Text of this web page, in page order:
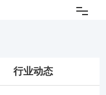
行业动态